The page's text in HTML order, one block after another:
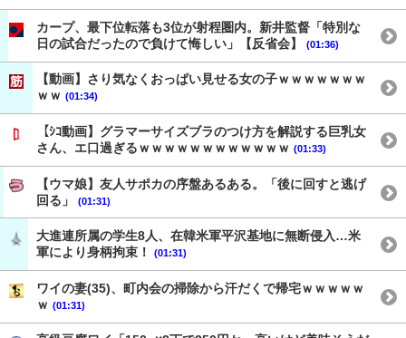
カープ、最下位転落も3位が射程圏内。新井監督「特別な
日の試合だったので負けて悔しい」【反省会】
(01:36)
【動画】さり気なくおっぱい見せる女の子ｗｗｗｗｗｗｗ
ｗｗ (01:34)
【ｼｺ動画】グラマーサイズブラのつけ方を解説する巨乳女
さん、エ口過ぎるｗｗｗｗｗｗｗｗｗｗｗｗ (01:33)
【ウマ娘】友人サポカの序盤あるある。「後に回すと逃げ
回る」
(01:31)
大進連所属の学生8人、在韓米軍平沢基地に無断侵入…米
軍により身柄拘束！
(01:31)
ワイの妻(35)、町内会の掃除から汗だくで帰宅ｗｗｗｗｗ
ｗ (01:31)